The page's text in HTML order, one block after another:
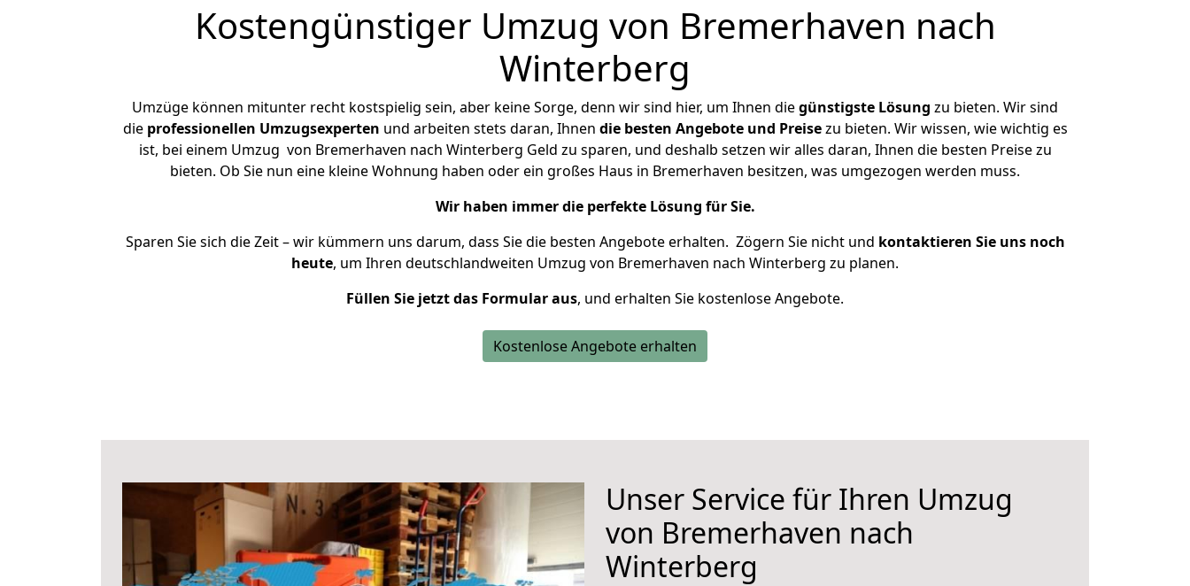
Kostengünstiger Umzug von Bremerhaven nach
Winterberg
Umzüge können mitunter recht kostspielig sein, aber keine Sorge, denn wir sind hier, um Ihnen diegünstigste Lösung zu bieten. Wir sind
die professionellen Umzugsexperten und arbeiten stets daran, Ihnen die besten Angebote und Preisezu bieten. Wir wissen, wie wichtig es
ist, bei einem Umzug von Bremerhaven nach Winterberg Geld zu sparen, und deshalb setzen wir alles daran, Ihnen die besten Preise zu
bieten. Ob Sie nun eine kleine Wohnung haben oder ein großes Haus in Bremerhaven besitzen, was umgezogen werden muss.
Wir haben immer die perfekte Lösung für Sie.
Sparen Sie sich die Zeit – wir kümmern uns darum, dass Sie die besten Angebote erhalten. Zögern Sie nicht und kontaktieren Sie uns noch
heute, um Ihren deutschlandweiten Umzug von Bremerhaven nach Winterberg zu planen.
Füllen Sie jetzt das Formular aus, und erhalten Sie kostenlose Angebote.
Kostenlose Angebote erhalten
Unser Service für Ihren Umzug
von Bremerhaven nach
Winterberg